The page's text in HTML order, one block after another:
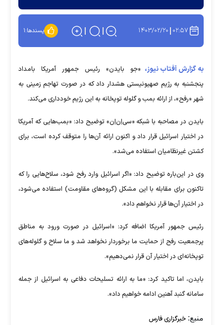
۰۲:۵۷ ۱۴۰۳/۰۲/۲۰ پسندها:۱
به گزارش آفتاب نیوز، «جو بایدن» رئیس جمهور آمریکا بامداد
پنجشنبه به رژیم صهیونیستی هشدار داد که در صورت تهاجم زمینی به
شهر «رفح»، از ارائه بمب و گلوله توپخانه به این رژیم خودداری می‌کند.
بایدن در مصاحبه با شبکه «سی‌اِن‌اِن» توضیح داد: «بمب‌هایی که آمریکا
در اختیار اسرائیل قرار داد و اکنون ارائه آن‌ها را متوقف کرده است، برای
کشتن غیرنظامیان استفاده می‌شد».
وی در این‌باره توضیح داد: «اگر اسرائیل وارد رفح شود، سلاح‌هایی را که
تاکنون برای مقابله با این مشکل (گروه‌های مقاومت) استفاده می‌شود،
در اختیار آن‌ها قرار نخواهم داد».
رئیس جمهور آمریکا اضافه کرد: «اسرائیل در صورت ورود به مناطق
پرجمعیت رفح از حمایت ما برخوردار نخواهد شد و ما سلاح و گلوله‌های
توپخانه‌ای در اختیار آن قرار نمی‌دهیم».
بایدن، اما تاکید کرد: «ما به ارائه تسلیحات دفاعی به اسرائیل از جمله
سامانه گنبد آهنین ادامه خواهیم داد».
منبع: خبرگزاری فارس